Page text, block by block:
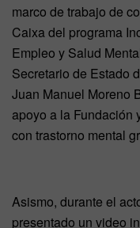
marco de trabajo de
Caixa del programa
Empleo y Salud
Secretario de Estado
Juan Manuel Moreno
apoyo a la Fundación
con trastorno mental
Asismo, durante el
presentado un video